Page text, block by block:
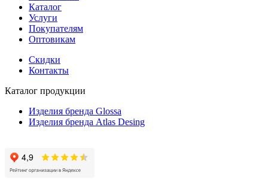
Каталог
Услуги
Покупателям
Оптовикам
Скидки
Контакты
Каталог продукции
Изделия бренда Glossa
Изделия бренда Atlas Desing